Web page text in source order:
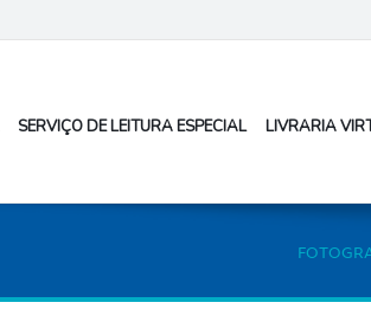
SERVIÇO DE LEITURA ESPECIAL LIVRARIA